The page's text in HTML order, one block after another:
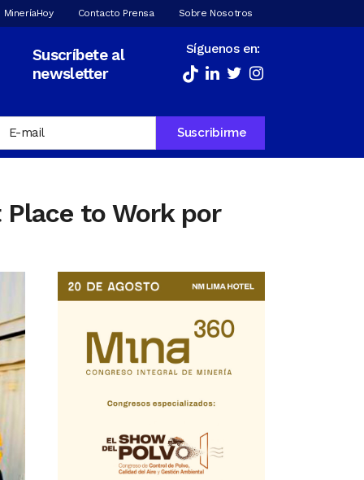
MineríaHoy Contacto Prensa Sobre Nosotros
Suscríbete al
newsletter
Síguenos en:
to Work por